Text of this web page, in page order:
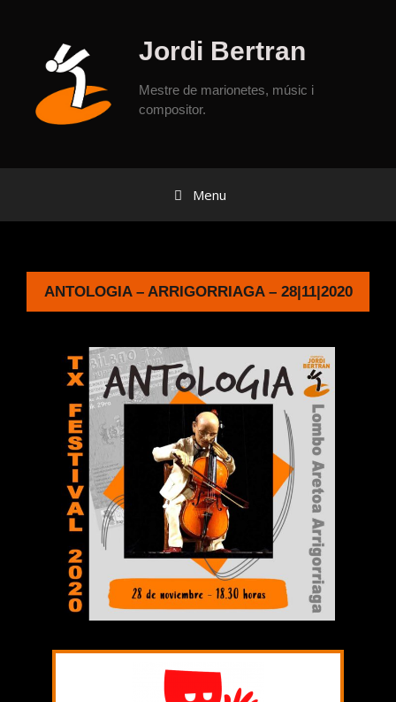
Jordi Bertran
Mestre de marionetes, músic i
compositor.
Menu
ANTOLOGIA – ARRIGORRIAGA – 28|11|2020